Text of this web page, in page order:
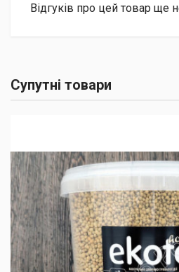
Відгуків про цей товар ще
Супутні товари